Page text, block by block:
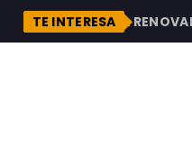
TE INTERESA
DESCUBRE LA